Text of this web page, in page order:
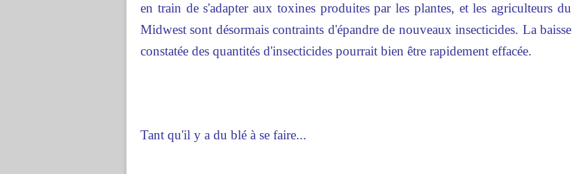
en train de s'adapter aux toxines produites par les plantes, et les agriculteurs du
Midwest sont désormais contraints d'épandre de nouveaux insecticides. La baisse
constatée des quantités d'insecticides pourrait bien être rapidement effacée.
Tant qu'il y a du blé à se faire...